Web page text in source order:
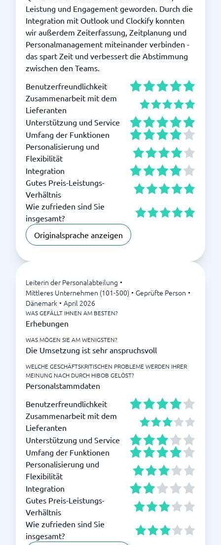
Leistung und Engagement geworden. Durch die
Integration mit Outlook und Clockify konnten
wir außerdem Zeiterfassung, Zeitplanung und
Personalmanagement miteinander verbinden -
das spart Zeit und verbessert die Abstimmung
zwischen den Teams.
Benutzerfreundlichkeit
Zusammenarbeit mit dem
Lieferanten
Unterstützung und Service
Umfang der Funktionen
Personalisierung und
Flexibilität
Integration
Gutes Preis-Leistungs-
Verhältnis
Wie zufrieden sind Sie
insgesamt?
Originalsprache anzeigen
Leiterin der Personalabteilung •
Mittleres Unternehmen (101-500) • Geprüfte Person •
Dänemark • April 2026
WAS GEFÄLLT IHNEN AM BESTEN?
Erhebungen
WAS MÖGEN SIE AM WENIGSTEN?
Die Umsetzung ist sehr anspruchsvoll
WELCHE GESCHÄFTSKRITISCHEN PROBLEME WERDEN IHRER
MEINUNG NACH DURCH HIBOB GELÖST?
Personalstammdaten
Benutzerfreundlichkeit
Zusammenarbeit mit dem
Lieferanten
Unterstützung und Service
Umfang der Funktionen
Personalisierung und
Flexibilität
Integration
Gutes Preis-Leistungs-
Verhältnis
Wie zufrieden sind Sie
insgesamt?